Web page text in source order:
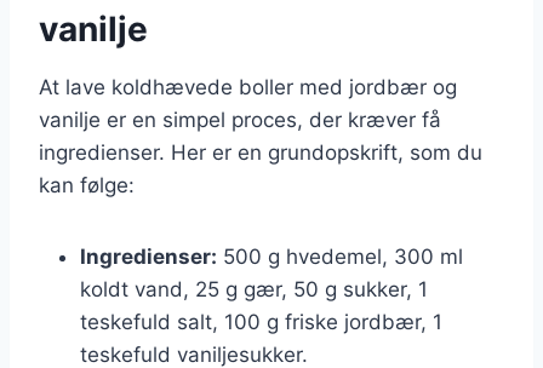
vanilje
At lave koldhævede boller med jordbær og
vanilje er en simpel proces, der kræver få
ingredienser. Her er en grundopskrift, som du
kan følge:
Ingredienser: 500 g hvedemel, 300 ml
koldt vand, 25 g gær, 50 g sukker, 1
teskefuld salt, 100 g friske jordbær, 1
teskefuld vaniljesukker.